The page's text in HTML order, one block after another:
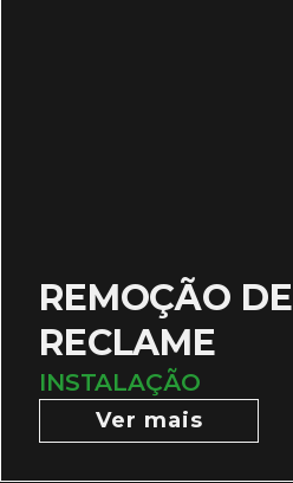
REMOÇÃO DE
RECLAME
INSTALAÇÃO
Ver mais